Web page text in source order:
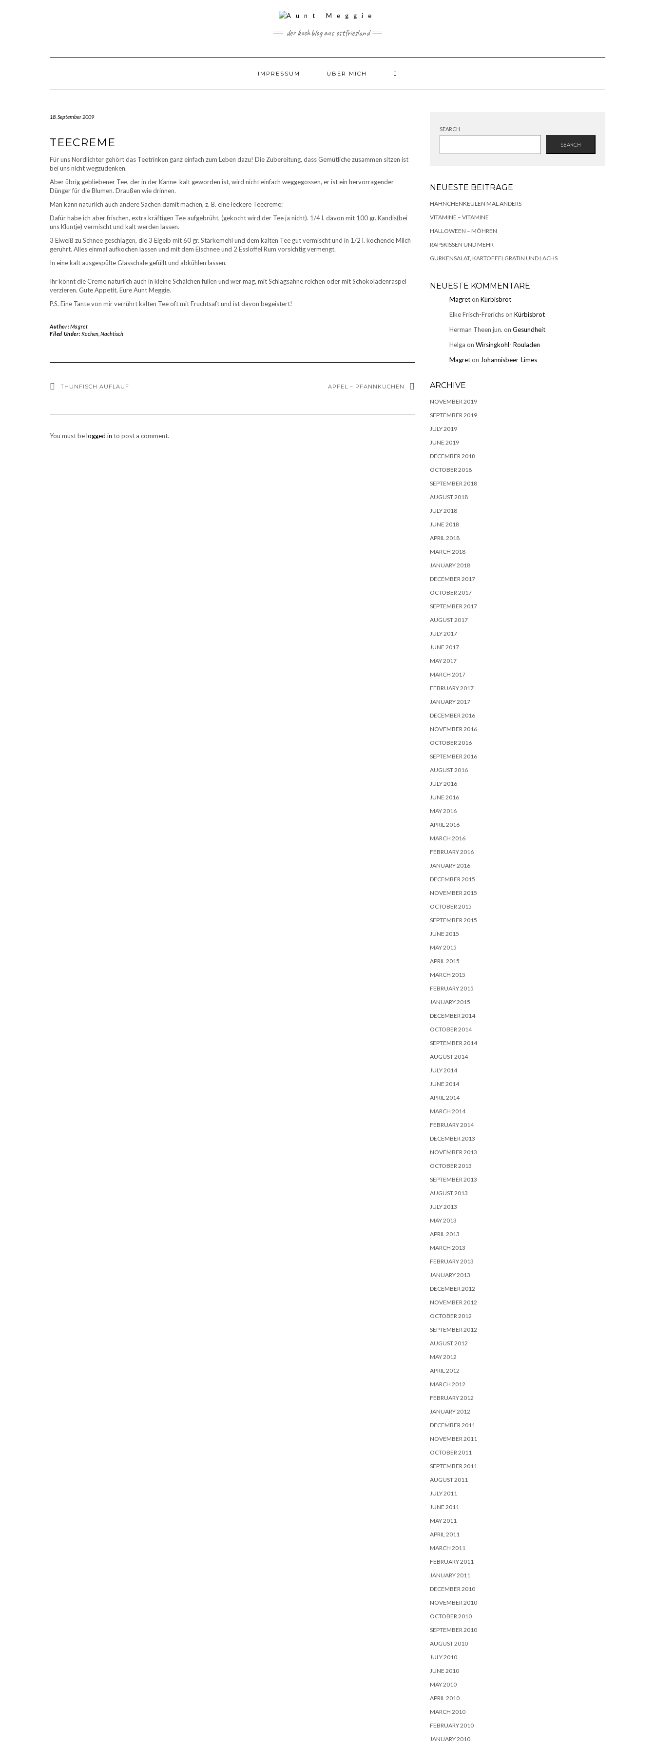
der kochblog aus ostfriesland
IMPRESSUM ÜBER MICH
18. September 2009
TEECREME
Für uns Nordlichter gehört das Teetrinken ganz einfach zum Leben dazu! Die Zubereitung, dass Gemütliche zusammen sitzen ist
bei uns nicht wegzudenken.
Aber übrig gebliebener Tee, der in der Kanne kalt geworden ist, wird nicht einfach weggegossen, er ist ein hervorragender
Dünger für die Blumen. Draußen wie drinnen.
Man kann natürlich auch andere Sachen damit machen, z. B. eine leckere Teecreme:
Dafür habe ich aber frischen, extra kräftigen Tee aufgebrüht, (gekocht wird der Tee ja nicht). 1/4 l. davon mit 100 gr. Kandis(bei
uns Kluntje) vermischt und kalt werden lassen.
3 Eiweiß zu Schnee geschlagen, die 3 Eigelb mit 60 gr. Stärkemehl und dem kalten Tee gut vermischt und in 1/2 l. kochende Milch
gerührt. Alles einmal aufkochen lassen und mit dem Eischnee und 2 Esslöffel Rum vorsichtig vermengt.
In eine kalt ausgespülte Glasschale gefüllt und abkühlen lassen.
Ihr könnt die Creme natürlich auch in kleine Schälchen füllen und wer mag, mit Schlagsahne reichen oder mit Schokoladenraspel
verzieren. Gute Appetit, Eure Aunt Meggie.
P.S. Eine Tante von mir verrührt kalten Tee oft mit Fruchtsaft und ist davon begeistert!
Author:Magret
Filed Under:Kochen, Nachtisch
THUNFISCH AUFLAUF APFEL – PFANNKUCHEN
You must belogged in to post a comment.
SEARCH
SEARCH
NEUESTE BEITRÄGE
HÄHNCHENKEULEN MAL ANDERS
VITAMINE – VITAMINE
HALLOWEEN – MÖHREN
RAPSKISSEN UND MEHR
GURKENSALAT, KARTOFFELGRATIN UND LACHS
NEUESTE KOMMENTARE
Magreton Kürbisbrot
Elke Frisch-Frerichson Kürbisbrot
Herman Theen jun. on Gesundheit
Helga on Wirsingkohl- Rouladen
Magreton Johannisbeer-Limes
ARCHIVE
NOVEMBER 2019
SEPTEMBER 2019
JULY 2019
JUNE 2019
DECEMBER 2018
OCTOBER 2018
SEPTEMBER 2018
AUGUST 2018
JULY 2018
JUNE 2018
APRIL 2018
MARCH 2018
JANUARY 2018
DECEMBER 2017
OCTOBER 2017
SEPTEMBER 2017
AUGUST 2017
JULY 2017
JUNE 2017
MAY 2017
MARCH 2017
FEBRUARY 2017
JANUARY 2017
DECEMBER 2016
NOVEMBER 2016
OCTOBER 2016
SEPTEMBER 2016
AUGUST 2016
JULY 2016
JUNE 2016
MAY 2016
APRIL 2016
MARCH 2016
FEBRUARY 2016
JANUARY 2016
DECEMBER 2015
NOVEMBER 2015
OCTOBER 2015
SEPTEMBER 2015
JUNE 2015
MAY 2015
APRIL 2015
MARCH 2015
FEBRUARY 2015
JANUARY 2015
DECEMBER 2014
OCTOBER 2014
SEPTEMBER 2014
AUGUST 2014
JULY 2014
JUNE 2014
APRIL 2014
MARCH 2014
FEBRUARY 2014
DECEMBER 2013
NOVEMBER 2013
OCTOBER 2013
SEPTEMBER 2013
AUGUST 2013
JULY 2013
MAY 2013
APRIL 2013
MARCH 2013
FEBRUARY 2013
JANUARY 2013
DECEMBER 2012
NOVEMBER 2012
OCTOBER 2012
SEPTEMBER 2012
AUGUST 2012
MAY 2012
APRIL 2012
MARCH 2012
FEBRUARY 2012
JANUARY 2012
DECEMBER 2011
NOVEMBER 2011
OCTOBER 2011
SEPTEMBER 2011
AUGUST 2011
JULY 2011
JUNE 2011
MAY 2011
APRIL 2011
MARCH 2011
FEBRUARY 2011
JANUARY 2011
DECEMBER 2010
NOVEMBER 2010
OCTOBER 2010
SEPTEMBER 2010
AUGUST 2010
JULY 2010
JUNE 2010
MAY 2010
APRIL 2010
MARCH 2010
FEBRUARY 2010
JANUARY 2010